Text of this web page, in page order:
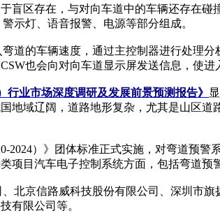
区存在，与对向车道中的车辆还存在碰
示灯、语音报警、电源等部分组成。
的车辆速度，通过主控制器进行处理分
也会向对向车道显示屏发送信息，使
行业市场深度调研及发展前景预测报告》
地域辽阔，道路地形复杂，尤其是山区
）》团体标准正式实施，对弯道预警
目汽车电子控制系统方面，包括弯道预
京信路威科技股份有限公司、深圳市旗
有限公司等。